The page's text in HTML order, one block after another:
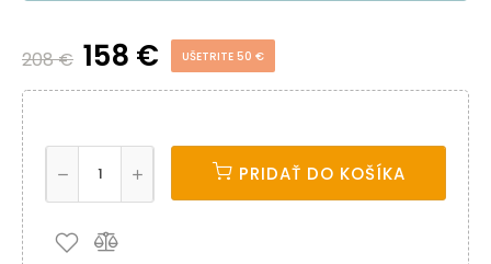
208 € 158 € UŠETRITE 50 €
PRIDAŤ DO KOŠÍKA